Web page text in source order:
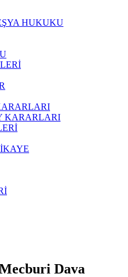
HUKUKU
KARARLARI
Dava